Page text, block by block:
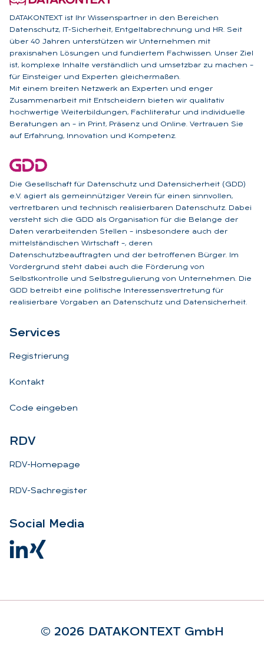
DATAKONTEXT ist Ihr Wissenspartner in den Bereichen
Datenschutz, IT-Sicherheit, Entgeltabrechnung und HR. Seit
über 40 Jahren unterstützen wir Unternehmen mit
praxisnahen Lösungen und fundiertem Fachwissen. Unser Ziel
ist, komplexe Inhalte verständlich und umsetzbar zu machen –
für Einsteiger und Experten gleichermaßen.
Mit einem breiten Netzwerk an Experten und enger
Zusammenarbeit mit Entscheidern bieten wir qualitativ
hochwertige Weiterbildungen, Fachliteratur und individuelle
Beratungen an – in Print, Präsenz und Online. Vertrauen Sie
auf Erfahrung, Innovation und Kompetenz.
Die Gesellschaft für Datenschutz und Datensicherheit (GDD)
e.V. agiert als gemeinnütziger Verein für einen sinnvollen,
vertretbaren und technisch realisierbaren Datenschutz. Dabei
versteht sich die GDD als Organisation für die Belange der
Daten verarbeitenden Stellen – insbesondere auch der
mittelständischen Wirtschaft –, deren
Datenschutzbeauftragten und der betroffenen Bürger. Im
Vordergrund steht dabei auch die Förderung von
Selbstkontrolle und Selbstregulierung von Unternehmen. Die
GDD betreibt eine politische Interessensvertretung für
realisierbare Vorgaben an Datenschutz und Datensicherheit.
Ser­vices
Registrierung
Kontakt
Code eingeben
RDV
RDV-Homepage
RDV-Sachregister
So­ci­al Me­dia
© 2026 DA­TA­KON­TEXT GmbH